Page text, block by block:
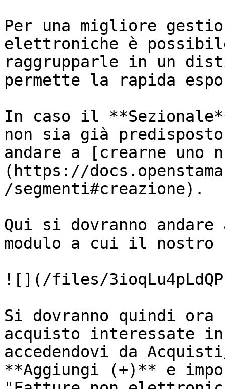
Per una migliore
elettroniche è
raggrupparle in un
permette la rapida
In caso il
non sia già
andare a [crearne uno
(https://
/segmenti#creazione).
Qui si dovranno
modulo a cui il
![](/files/
Si dovranno quindi
acquisto interessate
accedendovi da
**Aggiungi (+)** e